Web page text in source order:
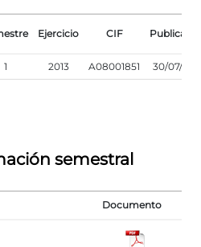
Ejercicio CIF
1 2013 A08001851 30/07/
semestral
Documento